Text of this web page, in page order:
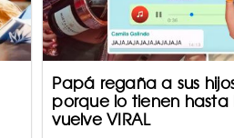
Papá regaña a sus
porque lo tienen hasta
vuelve VIRAL